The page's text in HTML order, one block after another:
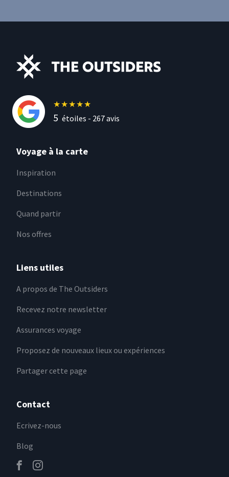
★★★★★
5 étoiles - 267avis
Voyage à la carte
Inspiration
Destinations
Quand partir
Nos offres
Liens utiles
A propos de The Outsiders
Recevez notre newsletter
Assurances voyage
Proposez de nouveaux lieux ou expériences
Partager cette page
Contact
Ecrivez-nous
Blog